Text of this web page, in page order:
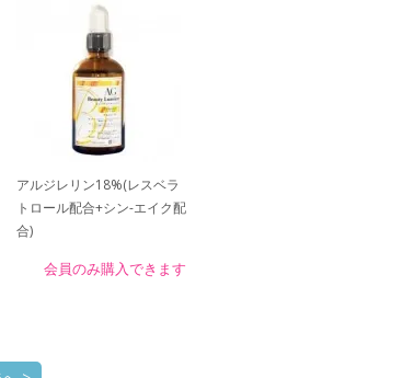
アルジレリン18%(レスベラ
トロール配合+シン-エイク配
合)
会員のみ購入できます